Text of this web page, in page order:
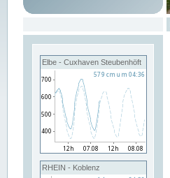
Elbe - Cuxhaven Steubenhöft
RHEIN - Koblenz